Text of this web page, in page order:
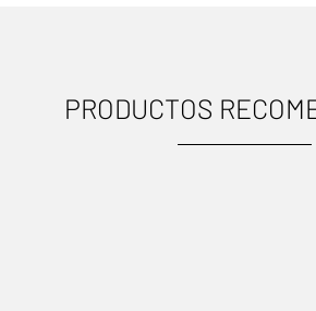
USOS
PRODUCTOS